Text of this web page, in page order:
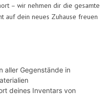
– wir nehmen dir die gesamte
auf dein neues Zuhause freuen
aller Gegenstände in
deines Inventars von